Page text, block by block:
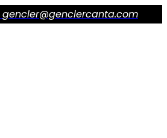
gencler@genclercanta.com